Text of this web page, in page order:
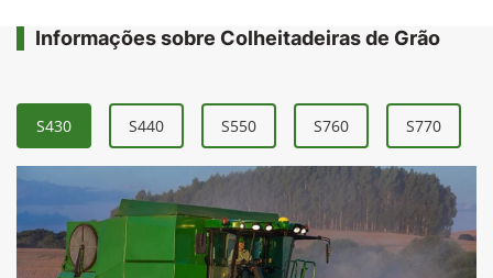
Informações sobre Colheitadeiras de Grão
S430 S440 S550 S760 S770